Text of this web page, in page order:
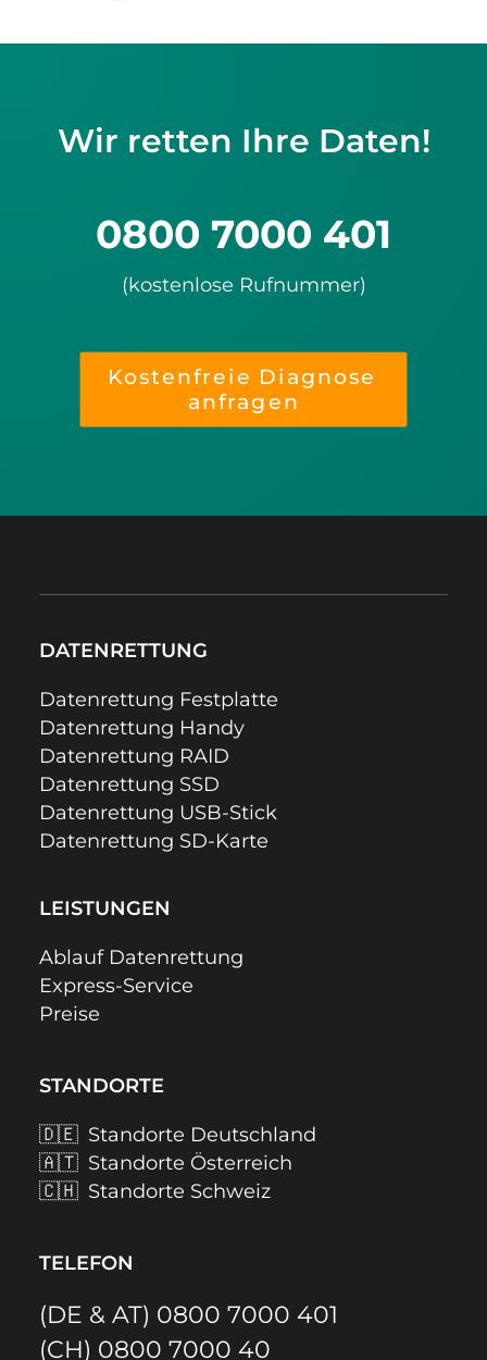
Wir retten Ihre Daten!
0800 7000 401
(kostenlose Rufnummer)
Kostenfreie Diagnose
anfragen
DATENRETTUNG
Datenrettung Festplatte
Datenrettung Handy
Datenrettung RAID
Datenrettung SSD
Datenrettung USB-Stick
Datenrettung SD-Karte
LEISTUNGEN
Ablauf Datenrettung
Express-Service
Preise
STANDORTE
🇩🇪 Standorte Deutschland
🇦🇹 Standorte Österreich
🇨🇭 Standorte Schweiz
TELEFON
(DE & AT) 0800 7000 401
(CH) 0800 7000 40